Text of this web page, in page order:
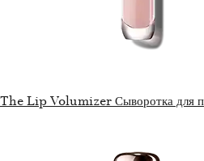
The Lip Volumizer Сыворотка для